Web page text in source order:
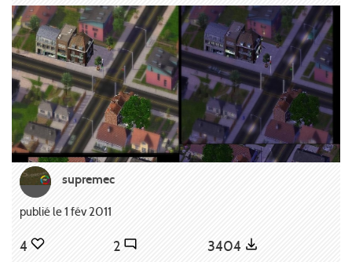
supremec
publié le 1 fév 2011
4 2 3404